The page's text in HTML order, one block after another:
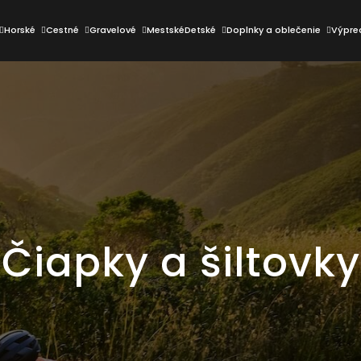
Horské Cestné Gravelové MestskéDetské Doplnky a oblečenie
Čiapky a šiltovky
Odporúčame